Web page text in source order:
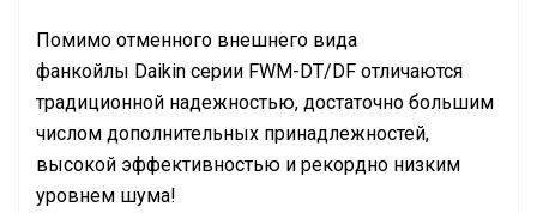
Помимо отменного внешнего вида
фанкойлы Daikin серии FWM-DT/DF отличаются
традиционной надежностью, достаточно большим
числом дополнительных принадлежностей,
высокой эффективностью и рекордно низким
уровнем шума!